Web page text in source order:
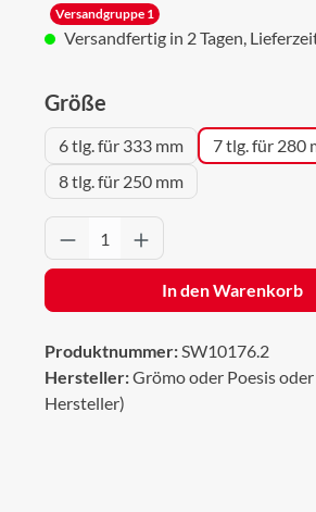
Versandgruppe 1
Versandfertig in 2 Tagen,
Größe
6 tlg. für 333 mm
7 tlg. für 280
8 tlg. für 250 mm
Produkt Anzahl: Gib
In den Warenkorb
Produktnummer:SW10176.2
Hersteller:Grömo oder Poesis
Hersteller)